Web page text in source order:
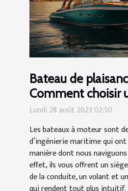
Bateau de
Comment choisir
moteur
navigation
Lundi 28 août 2023 02:50
Les bateaux à moteur sont
d’ingénierie maritime qui
manière dont nous naviguons
effet, ils vous offrent un
de la conduite, un volant et